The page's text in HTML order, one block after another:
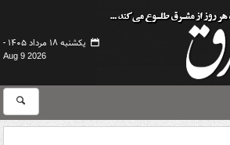
یکشنبه ۱۸ مرداد ۱۴۰۵ -
Aug 9 2026